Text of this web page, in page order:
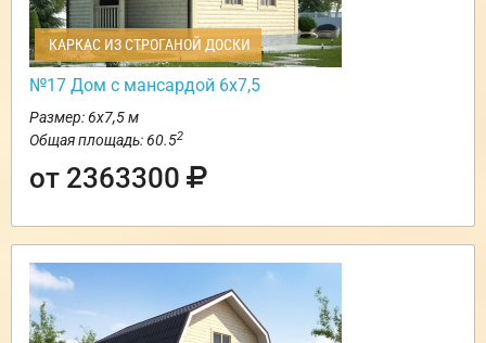
КАРКАС ИЗ СТРОГАНОЙ ДОСКИ
№17 Дом с мансардой 6х7,5
Размер: 6х7,5 м
Общая площадь: 60.52
от 2363300